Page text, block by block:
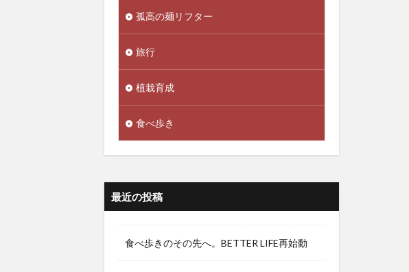
孤高の麺リフター
旅行
植栽育成
食べ歩き
最近の投稿
食べ歩きのその先へ。BETTER LIFE再始動